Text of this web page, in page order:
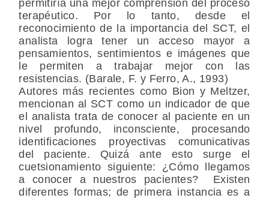
permitiría una mejor comprensión del proceso
terapéutico. Por lo tanto, desde el
reconocimiento de la importancia del SCT, el
analista logra tener un acceso mayor a
pensamientos, sentimientos e imágenes que
le permiten a trabajar mejor con las
resistencias. (Barale, F. y Ferro, A., 1993)
Autores más recientes como Bion y Meltzer,
mencionan al SCT como un indicador de que
el analista trata de conocer al paciente en un
nivel profundo, inconsciente, procesando
identificaciones proyectivas comunicativas
del paciente. Quizá ante esto surge el
cuetsionamiento siguiente: ¿Cómo llegamos
a conocer a nuestros pacientes? Existen
diferentes formas; de primera instancia es a